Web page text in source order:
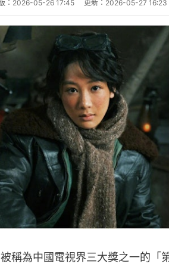
被稱為中國電視界三大獎之一的「
正式公布入圍名單，隨即在影視圈
歡喜幾家愁，當紅頂流趙麗穎與迪
橫掃提名」的奇特現象，都讓這屆